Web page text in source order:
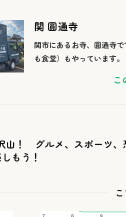
関 圓通寺
関市にあるお寺、圓通寺
も食堂）もやっています。
こ
山！ グルメ、スポーツ、
もう！